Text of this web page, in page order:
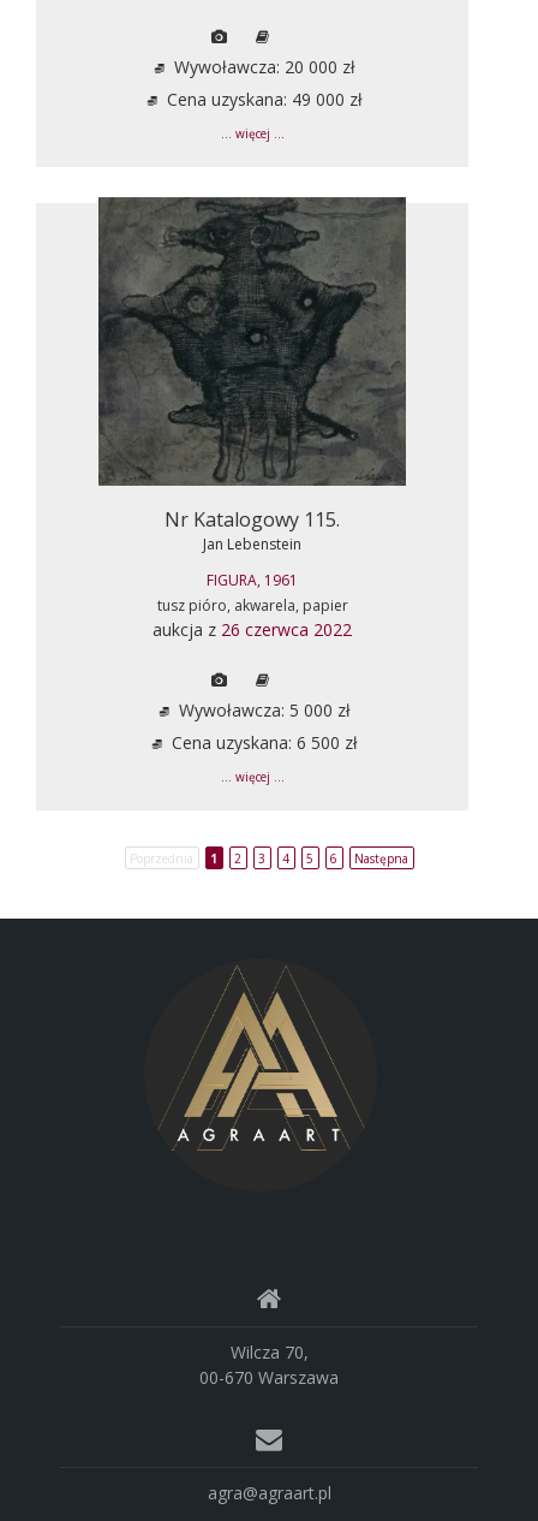
Wywoławcza: 20 000 zł
Cena uzyskana: 49 000 zł
... więcej ...
Nr Katalogowy 115.
Jan Lebenstein
FIGURA, 1961
tusz pióro, akwarela, papier
aukcja z 26 czerwca 2022
Wywoławcza: 5 000 zł
Cena uzyskana: 6 500 zł
... więcej ...
Poprzednia 1 2 3 4 5 6 Następna
Wilcza 70,
00-670 Warszawa
agra@agraart.pl